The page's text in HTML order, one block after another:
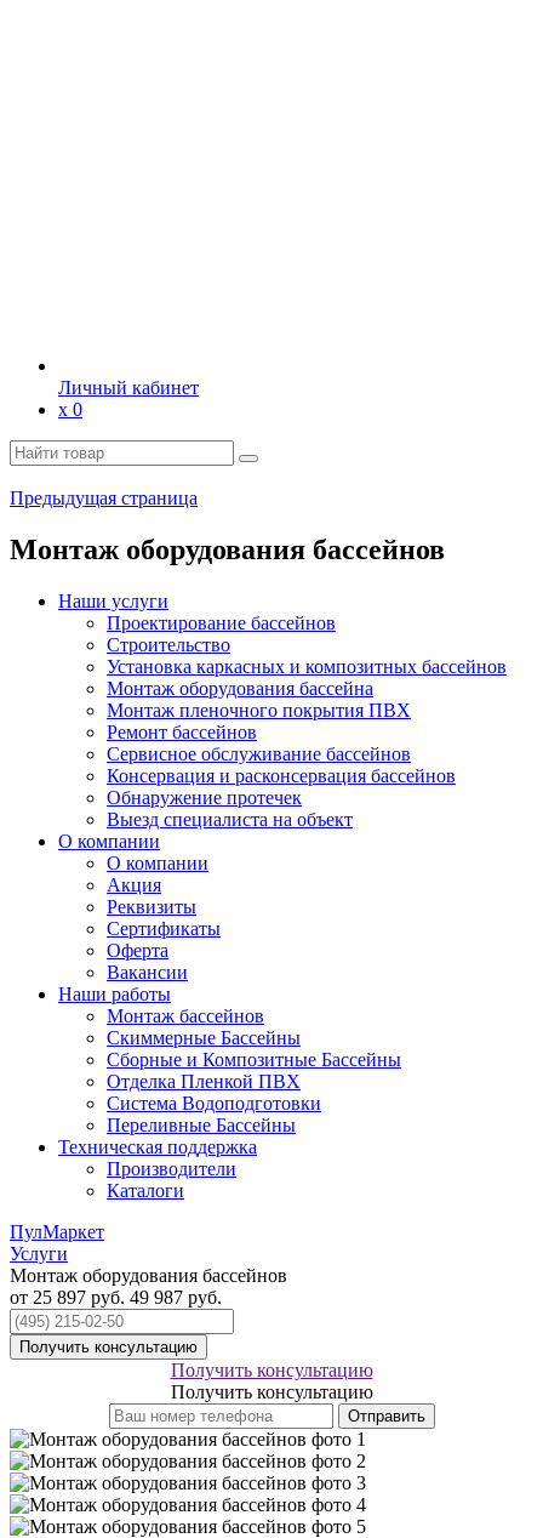
Личный кабинет
х 0
Предыдущая страница
Монтаж оборудования бассейнов
Наши услуги
Проектирование бассейнов
Строительство
Установка каркасных и композитных бассейнов
Монтаж оборудования бассейна
Монтаж пленочного покрытия ПВХ
Ремонт бассейнов
Сервисное обслуживание бассейнов
Консервация и расконсервация бассейнов
Обнаружение протечек
Выезд специалиста на объект
О компании
О компании
Акция
Реквизиты
Сертификаты
Оферта
Вакансии
Наши работы
Монтаж бассейнов
Скиммерные Бассейны
Сборные и Композитные Бассейны
Отделка Пленкой ПВХ
Система Водоподготовки
Переливные Бассейны
Техническая поддержка
Производители
Каталоги
ПулМаркет
Услуги
Монтаж оборудования бассейнов
от 25 897 руб. 49 987 руб.
Получить консультацию
Получить консультацию
Получить консультацию
Отправить